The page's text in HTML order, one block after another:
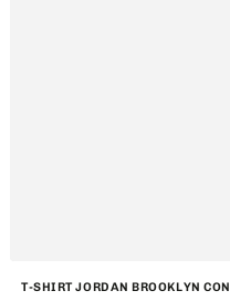
T-SHIRT JORDAN BROOKLYN CON